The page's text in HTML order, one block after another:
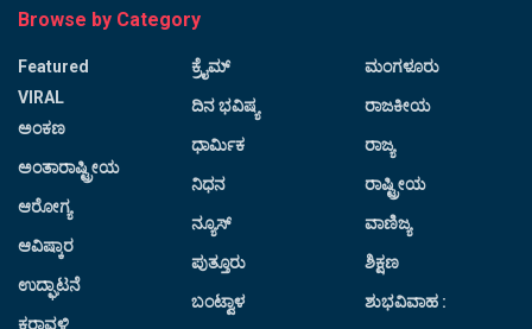
Browse by Category
Featured
VIRAL
ಅಂಕಣ
ಅಂತಾರಾಷ್ಟ್ರೀಯ
ಆರೋಗ್ಯ
ಆವಿಷ್ಕಾರ
ಉದ್ಘಾಟನೆ
ಕರಾವಳಿ
ಕ್ರೈಮ್
ದಿನ ಭವಿಷ್ಯ
ಧಾರ್ಮಿಕ
ನಿಧನ
ನ್ಯೂಸ್
ಪುತ್ತೂರು
ಬಂಟ್ವಾಳ
ಮಂಗಳೂರು
ರಾಜಕೀಯ
ರಾಜ್ಯ
ರಾಷ್ಟ್ರೀಯ
ವಾಣಿಜ್ಯ
ಶಿಕ್ಷಣ
ಶುಭವಿವಾಹ :